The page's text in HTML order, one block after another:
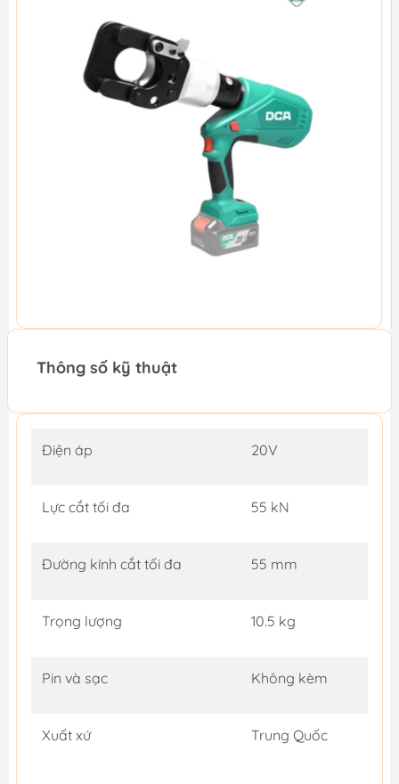
Thông số kỹ thuật
Điện áp 20V
Lực cắt tối đa 55 kN
Đường kính cắt tối đa 55 mm
Trọng lượng 10.5 kg
Pin và sạc Không kèm
Xuất xứ Trung Quốc